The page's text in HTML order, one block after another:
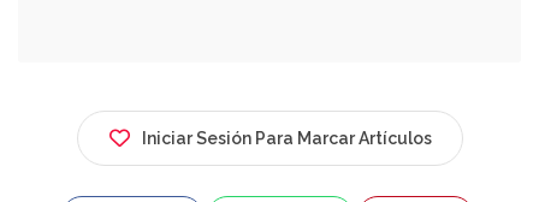
Manager Coñaripe.com.
Iniciar Sesión Para Marcar Artículos